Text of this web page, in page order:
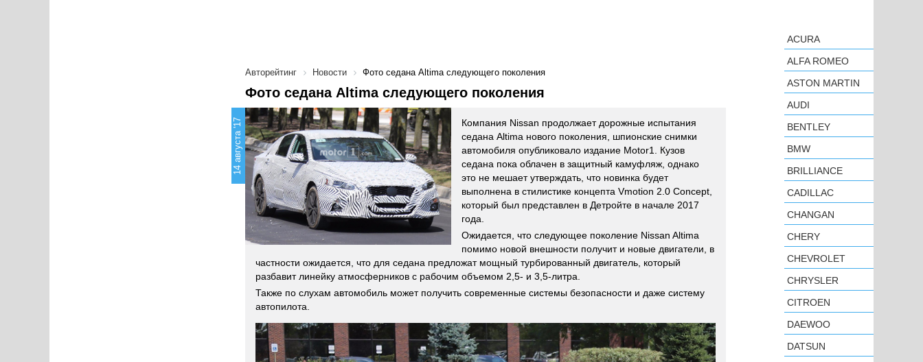
Авторейтинг Новости Фото седана Altima следующего поколения
Фото седана Altima следующего поколения
14 августа '17
Компания Nissan продолжает дорожные испытания
седана Altima нового поколения, шпионские снимки
автомобиля опубликовало издание Motor1. Кузов
седана пока облачен в защитный камуфляж, однако
это не мешает утверждать, что новинка будет
выполнена в стилистике концепта Vmotion 2.0 Concept,
который был представлен в Детройте в начале 2017
года.
Ожидается, что следующее поколение Nissan Altima
помимо новой внешности получит и новые двигатели, в
частности ожидается, что для седана предложат мощный турбированный двигатель, который
разбавит линейку атмосферников с рабочим объемом 2,5- и 3,5-литра.
Также по слухам автомобиль может получить современные системы безопасности и даже систему
автопилота.
ACURA
ALFA ROMEO
ASTON MARTIN
AUDI
BENTLEY
BMW
BRILLIANCE
CADILLAC
CHANGAN
CHERY
CHEVROLET
CHRYSLER
CITROEN
DAEWOO
DATSUN